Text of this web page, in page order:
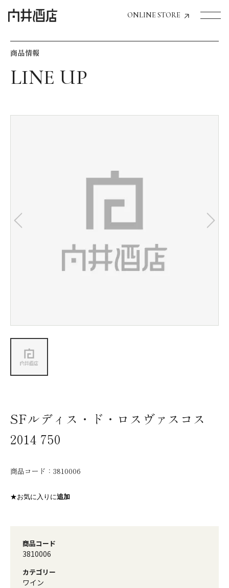
ONLINE STORE
飲食店経営のお客様
お気に入り機能の活用方法
会社情報
商品情報
SFルディス・ド・ロスヴァスコス
2014 750
商品コード： 3810006
★お気に入りに追加
商品コード
3810006
カテゴリー
ワイン